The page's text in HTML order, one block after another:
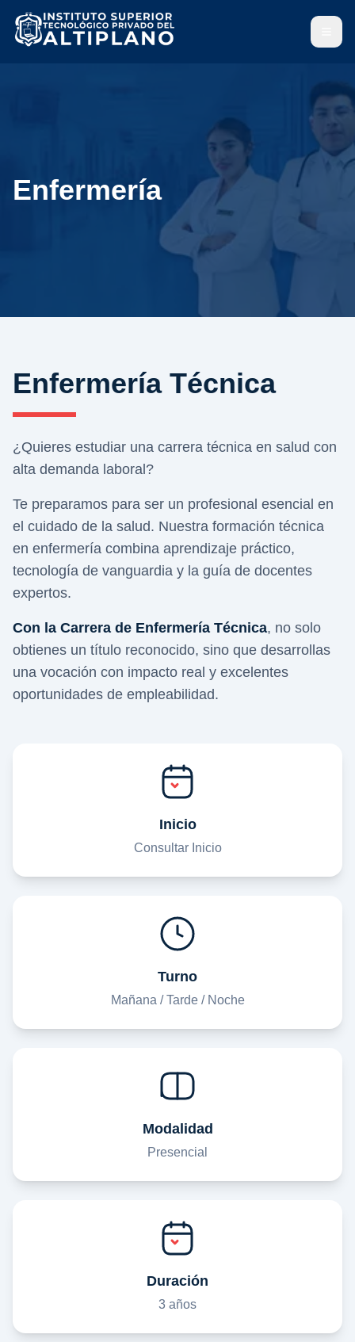
Enfermería
Enfermería Técnica
¿Quieres estudiar una carrera técnica en salud con
alta demanda laboral?
Te preparamos para ser un profesional esencial en
el cuidado de la salud. Nuestra formación técnica
en enfermería combina aprendizaje práctico,
tecnología de vanguardia y la guía de docentes
expertos.
Con la Carrera de Enfermería Técnica, no solo
obtienes un título reconocido, sino que desarrollas
una vocación con impacto real y excelentes
oportunidades de empleabilidad.
Inicio
Consultar Inicio
Turno
Mañana / Tarde / Noche
Modalidad
Presencial
Duración
3 años